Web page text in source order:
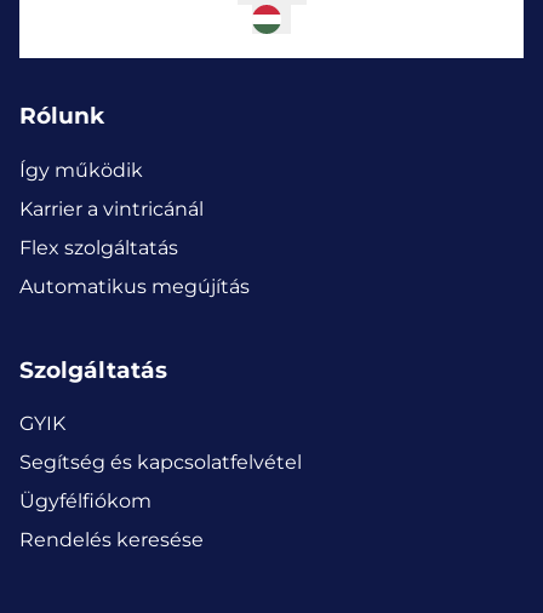
Rólunk
Így működik
Karrier a vintricánál
Flex szolgáltatás
Automatikus megújítás
Szolgáltatás
GYIK
Segítség és kapcsolatfelvétel
Ügyfélfiókom
Rendelés keresése